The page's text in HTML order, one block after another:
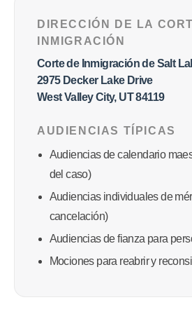
DIRECCIÓN DE LA
INMIGRACIÓN
Corte de Inmigración de Salt
2975 Decker Lake Drive
West Valley City, UT 84119
AUDIENCIAS TÍPICAS
Audiencias de calendario
del caso)
Audiencias individuales de
cancelación)
Audiencias de fianza para
Mociones para reabrir y